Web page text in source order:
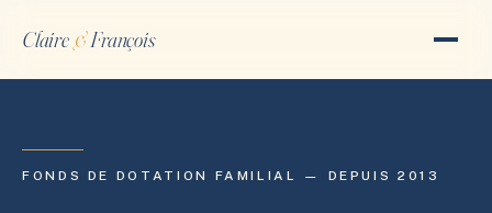
Claire&François
FONDS DE DOTATION FAMILIAL — DEPUIS 2013